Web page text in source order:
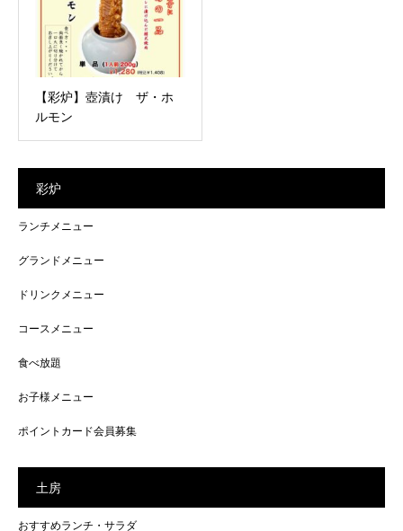
【彩炉】壺漬け ザ・ホ
ルモン
彩炉
ランチメニュー
グランドメニュー
ドリンクメニュー
コースメニュー
食べ放題
お子様メニュー
ポイントカード会員募集
土房
おすすめランチ・サラダ